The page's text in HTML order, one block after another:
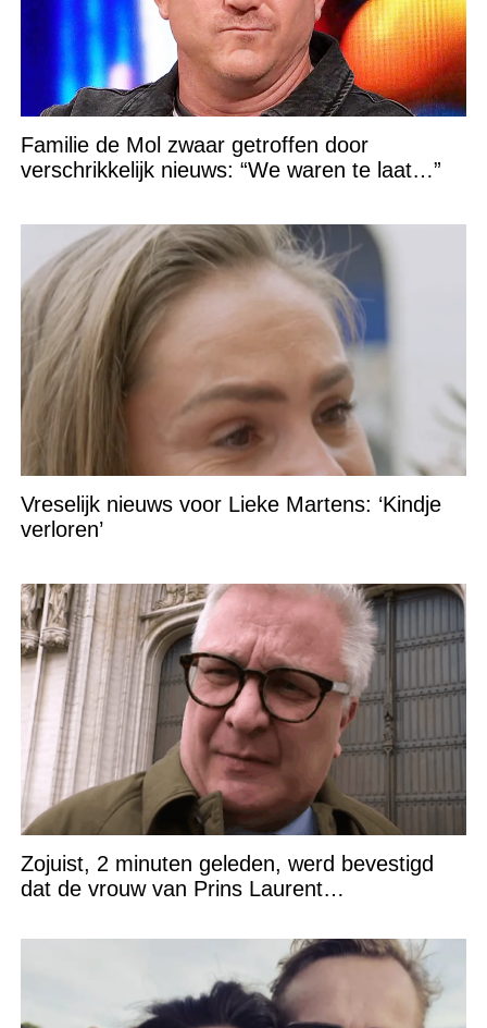
Familie de Mol zwaar getroffen door
verschrikkelijk nieuws: “We waren te laat…”
Vreselijk nieuws voor Lieke Martens: ‘Kindje
verloren’
Zojuist, 2 minuten geleden, werd bevestigd
dat de vrouw van Prins Laurent…